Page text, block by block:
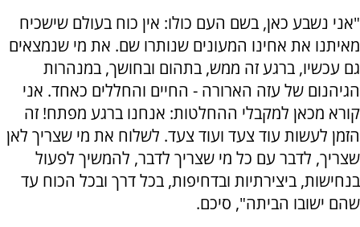
"אני נשבע כאן, בשם העם כולו: אין כוח בעולם שישכיח
מאיתנו את אחינו המעונים שנותרו שם. את מי שנמצאים
גם עכשיו, ברגע זה ממש, בתהום ובחושך, במנהרות
הגיהנום של עזה הארורה - החיים והחללים כאחד. אני
קורא מכאן למקבלי ההחלטות: אנחנו ברגע מפתח! זה
הזמן לעשות עוד צעד ועוד צעד. לשלוח את מי שצריך לאן
שצריך, לדבר עם כל מי שצריך לדבר, להמשיך לפעול
בנחישות, ביצירתיות ובדחיפות, בכל דרך ובכל הכוח עד
שהם ישובו הביתה", סיכם.